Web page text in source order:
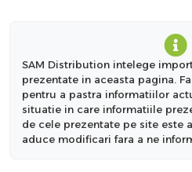
SAM Distribution intelege
prezentate in aceasta pagina.
pentru a pastra informatiilor
situatie in care informatiile
de cele prezentate pe site este
aduce modificari fara a ne